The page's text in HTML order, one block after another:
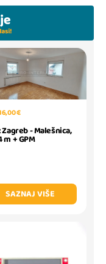
€
Zagreb - Malešnica,
m + GPM
SAZNAJ VIŠE